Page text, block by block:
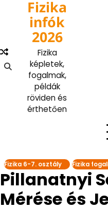
content
Fizika
infók
2026
Fizika
képletek,
fogalmak,
példák
röviden és
érthetően
Fizika 6-7. osztály Fizika
Pillanatnyi
Mérése és